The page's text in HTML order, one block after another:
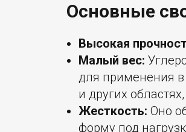
Основные
Высокая
Малый вес:
для применения
и других
Жесткость: Оно
форму под